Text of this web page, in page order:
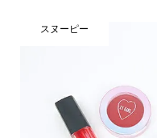
スヌーピー